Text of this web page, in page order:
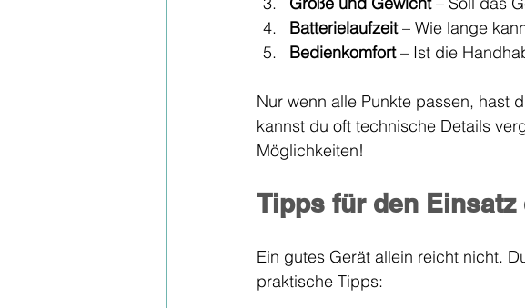
Batterielaufzeit – Wie lange
Bedienkomfort – Ist die
Nur wenn alle Punkte passen, hast
kannst du oft technische Details
Möglichkeiten!
Tipps für den
Ein gutes Gerät allein reicht nicht.
praktische Tipps: